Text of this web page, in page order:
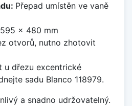
Přepad umístěn ve vaně
595 x 480 mm
otvorů, nutno zhotovit
u dřezu excentrické
sadu Blanco 118979.
a snadno udržovatelný.